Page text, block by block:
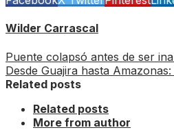
Wilder Carrascal
Puente colapsó antes de ser
Desde Guajira hasta
Related posts
Related posts
More from author